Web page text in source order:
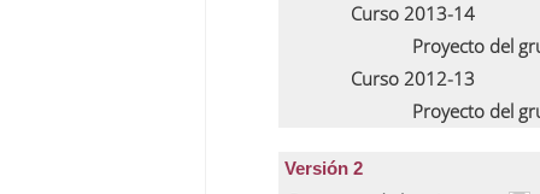
Curso 2013-14
Proyecto del
Curso 2012-13
Proyecto del
Versión 2